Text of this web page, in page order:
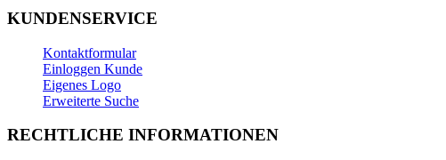
KUNDENSERVICE
Kontaktformular
Einloggen Kunde
Eigenes Logo
Erweiterte Suche
RECHTLICHE INFORMATIONEN